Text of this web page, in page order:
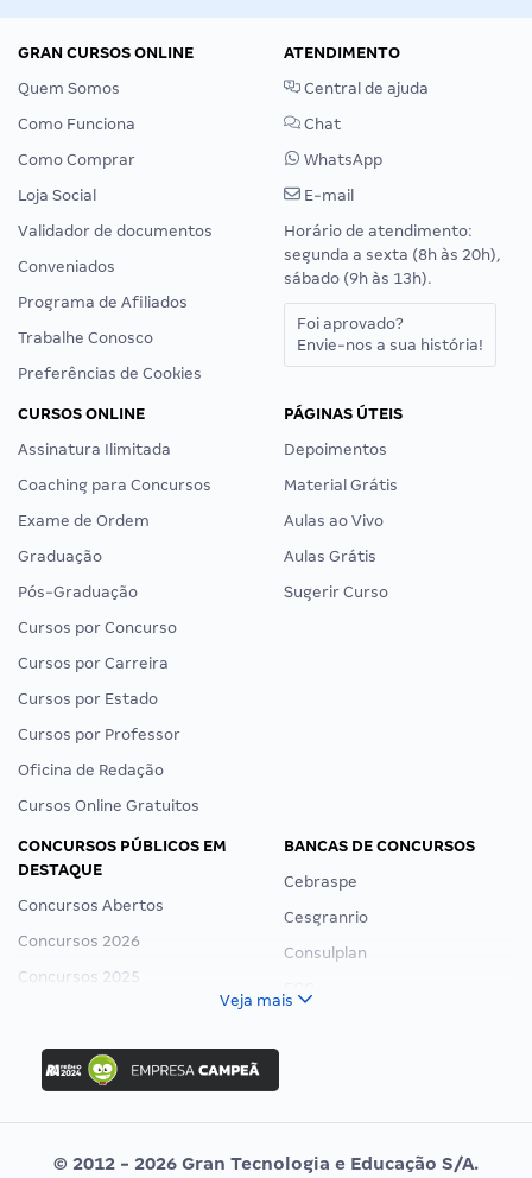
GRAN CURSOS ONLINE
Quem Somos
Como Funciona
Como Comprar
Loja Social
Validador de documentos
Conveniados
Programa de Afiliados
Trabalhe Conosco
Preferências de Cookies
ATENDIMENTO
Central de ajuda
Chat
WhatsApp
E-mail
Horário de atendimento:
segunda a sexta (8h às 20h),
sábado (9h às 13h).
Foi aprovado?
Envie-nos a sua história!
CURSOS ONLINE
Assinatura Ilimitada
Coaching para Concursos
Exame de Ordem
Graduação
Pós-Graduação
Cursos por Concurso
Cursos por Carreira
Cursos por Estado
Cursos por Professor
Oficina de Redação
Cursos Online Gratuitos
PÁGINAS ÚTEIS
Depoimentos
Material Grátis
Aulas ao Vivo
Aulas Grátis
Sugerir Curso
CONCURSOS PÚBLICOS EM
DESTAQUE
Concursos Abertos
Concursos 2026
Concursos 2025
Concurso Nacional Unificado
Concurso Ibama
Concurso MPU
Editais publicados
BANCAS DE CONCURSOS
Cebraspe
Cesgranrio
Consulplan
Vunesp
Veja mais
© 2012 - 2026 Gran Tecnologia e Educação S/A.